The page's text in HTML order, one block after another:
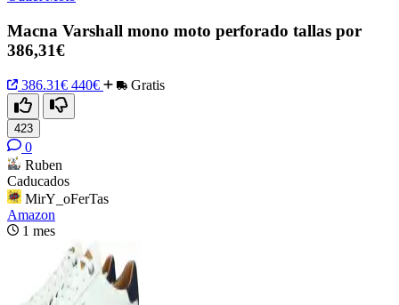
Macna Varshall mono moto perforado tallas por
386,31€
386.31€ 440€ Gratis
423
0
Ruben
Caducados
MirY_oFerTas
Amazon
1 mes